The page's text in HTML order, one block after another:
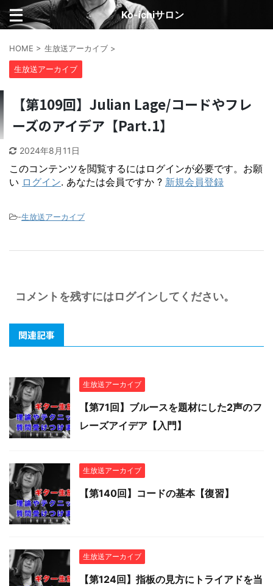
Ko-ichiサロン
HOME > 生放送アーカイブ >
生放送アーカイブ
【第109回】Julian Lage/コードやフレ
ーズのアイデア【Part.1】
2024年8月11日
このコンテンツを閲覧するにはログインが必要です。お願
い ログイン. あなたは会員ですか ? 新規会員登録
-生放送アーカイブ
コメントを残すにはログインしてください。
関連記事
生放送アーカイブ
【第71回】ブルースを題材にした2声のフ
レーズアイデア【入門】
生放送アーカイブ
【第140回】コードの基本【復習】
生放送アーカイブ
【第124回】指板の見方にトライアドを当